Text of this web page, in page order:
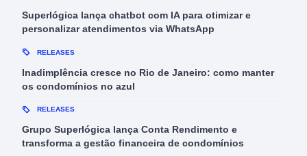
Superlógica lança chatbot com IA para otimizar e
personalizar atendimentos via WhatsApp
RELEASES
Inadimplência cresce no Rio de Janeiro: como manter
os condomínios no azul
RELEASES
Grupo Superlógica lança Conta Rendimento e
transforma a gestão financeira de condomínios